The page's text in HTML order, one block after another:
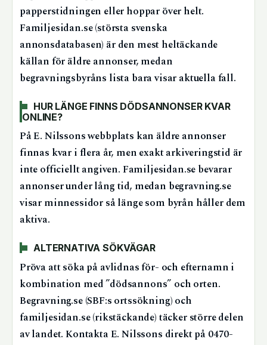
papperstidningen eller hoppar över helt.
Familjesidan.se (största svenska
annonsdatabasen) är den mest heltäckande
källan för äldre annonser, medan
begravningsbyråns lista bara visar aktuella fall.
HUR LÄNGE FINNS DÖDSANNONSER KVAR
ONLINE?
På E. Nilssons webbplats kan äldre annonser
finnas kvar i flera år, men exakt arkiveringstid är
inte officiellt angiven. Familjesidan.se bevarar
annonser under lång tid, medan begravning.se
visar minnessidor så länge som byrån håller dem
aktiva.
ALTERNATIVA SÖKVÄGAR
Pröva att söka på avlidnas för- och efternamn i
kombination med ”dödsannons” och orten.
Begravning.se (SBF:s ortssökning) och
familjesidan.se (rikstäckande) täcker större delen
av landet. Kontakta E. Nilssons direkt på 0470-